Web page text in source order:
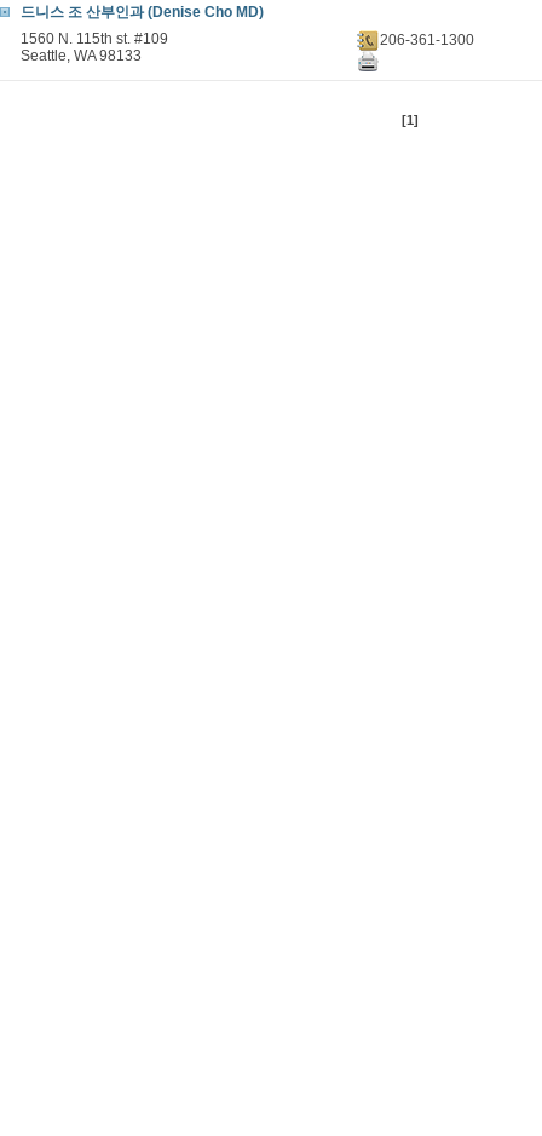
드니스 조 산부인과 (Denise Cho MD)
1560 N. 115th st. #109
Seattle, WA 98133
206-361-1300
[1]